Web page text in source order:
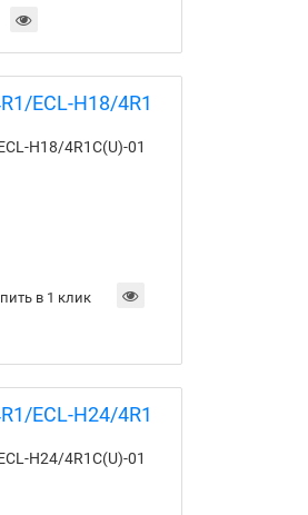
ECL-H18/4R1
H18/4R1C(U)-01
в 1 клик
ECL-H24/4R1
H24/4R1C(U)-01